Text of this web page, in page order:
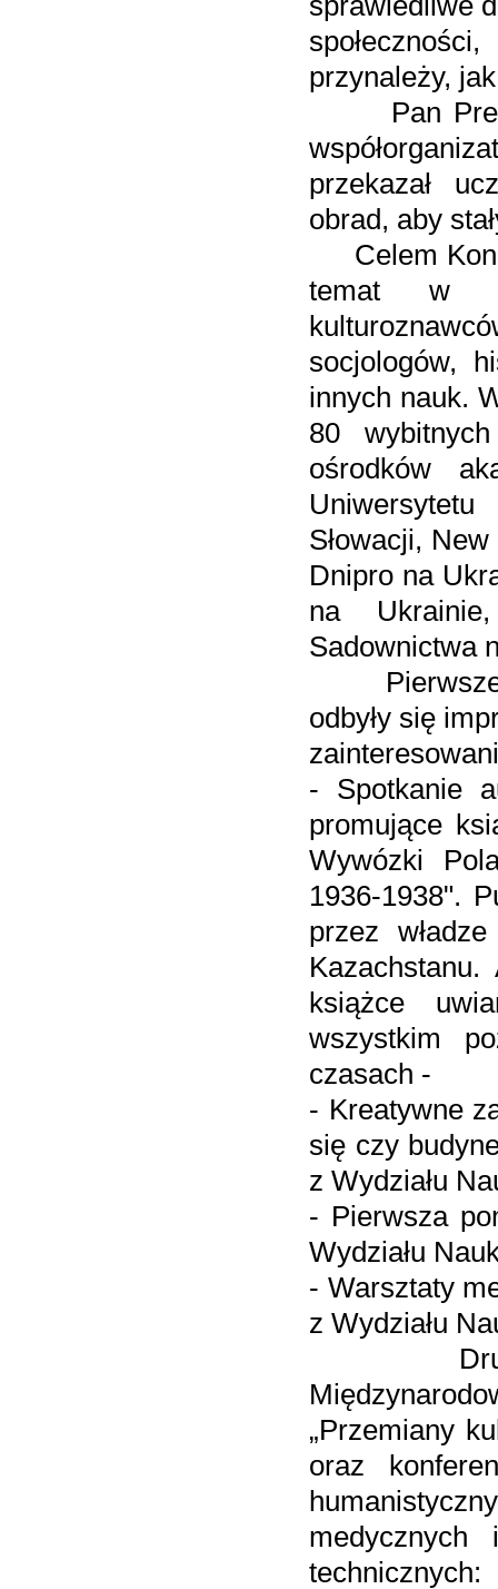
przynależy,
Pan
przekazał
obrad, aby
Celem
temat w
socjologów,
innych nauk.
80
ośrodków
Słowacji,
Dnipro na
na Ukrainie,
Sadownictwa
Pierwszego
odbyły się
- Spotkanie
promujące
Wywózki
1936-1938".
przez
książce
wszystkim
czasach -
- Kreatywne
się czy
z Wydziału
- Pierwsza
Wydziału
- Warsztaty
z Wydziału
Drugiego
„Przemiany
oraz
technicznych: